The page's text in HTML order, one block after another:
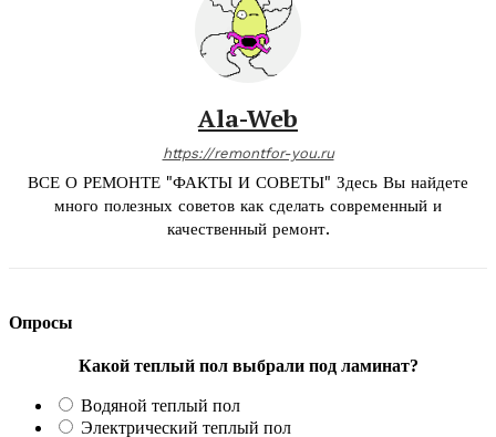
Ala-Web
https://remontfor-you.ru
ВСЕ О РЕМОНТЕ "ФАКТЫ И СОВЕТЫ" Здесь Вы найдете
много полезных советов как сделать современный и
качественный ремонт.
Опросы
Какой теплый пол выбрали под ламинат?
Водяной теплый пол
Электрический теплый пол